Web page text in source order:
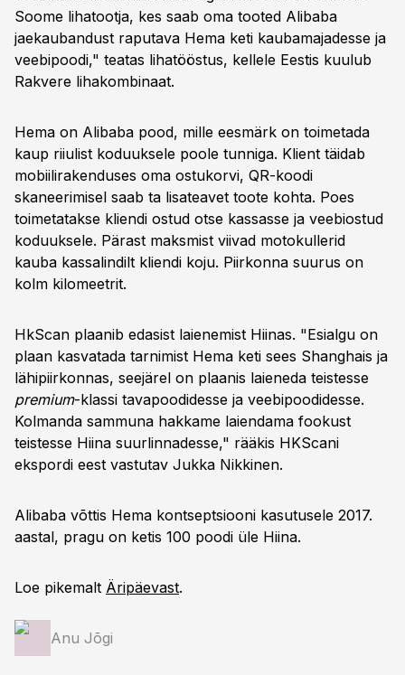
Soome lihatootja, kes saab oma tooted Alibaba
jaekaubandust raputava Hema keti kaubamajadesse ja
veebipoodi," teatas lihatööstus, kellele Eestis kuulub
Rakvere lihakombinaat.
Hema on Alibaba pood, mille eesmärk on toimetada
kaup riiulist koduuksele poole tunniga. Klient täidab
mobiilirakenduses oma ostukorvi, QR-koodi
skaneerimisel saab ta lisateavet toote kohta. Poes
toimetatakse kliendi ostud otse kassasse ja veebiostud
koduuksele. Pärast maksmist viivad motokullerid
kauba kassalindilt kliendi koju. Piirkonna suurus on
kolm kilomeetrit.
HkScan plaanib edasist laienemist Hiinas. "Esialgu on
plaan kasvatada tarnimist Hema keti sees Shanghais ja
lähipiirkonnas, seejärel on plaanis laieneda teistesse
premium-klassi tavapoodidesse ja veebipoodidesse.
Kolmanda sammuna hakkame laiendama fookust
teistesse Hiina suurlinnadesse," rääkis HKScani
ekspordi eest vastutav Jukka Nikkinen.
Alibaba võttis Hema kontseptsiooni kasutusele 2017.
aastal, pragu on ketis 100 poodi üle Hiina.
Loe pikemalt Äripäevast.
Anu Jõgi